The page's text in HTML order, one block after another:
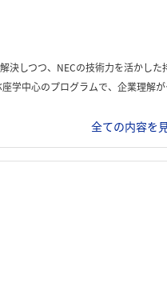
可能な都市づくりのビジョンを構想する内容でし
しました。 4日目はさらに議論を深め、最終日はプレゼンテーション形式で成果を発表しました。
全ての内容を